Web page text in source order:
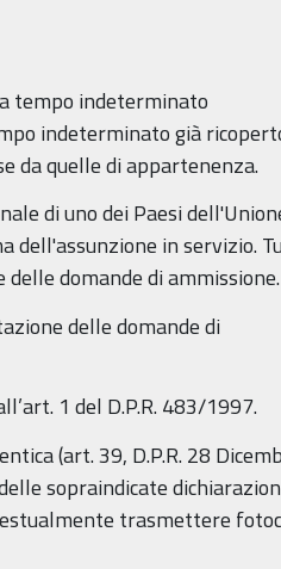
tempo indeterminato
indeterminato già
da quelle di appartenenza.
di uno dei Paesi
dell'assunzione in servizio.
domande di ammissione.
delle domande di
1 del D.P.R. 483/1997.
(art. 39, D.P.R. 28
sopraindicate
trasmettere